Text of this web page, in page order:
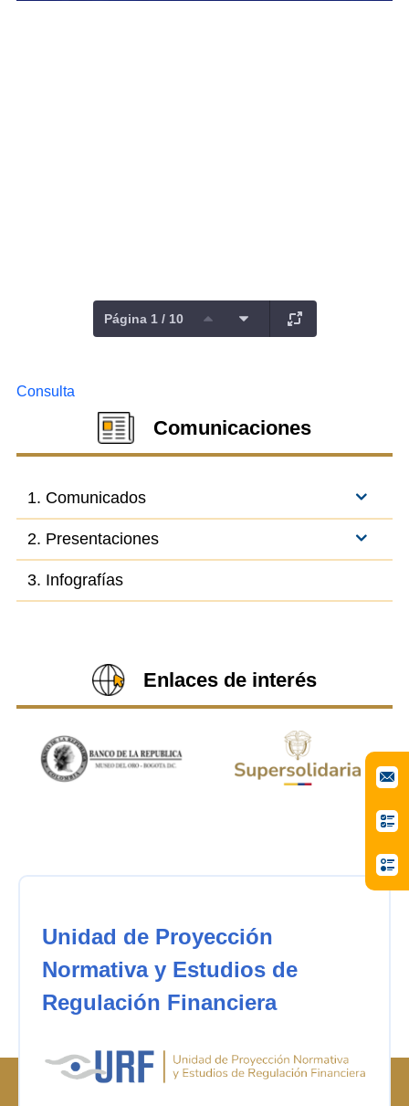
Página 1 / 10
Consulta
Comunicaciones
1. Comunicados
2. Presentaciones
3. Infografías
Enlaces de interés
Unidad de Proyección
Normativa y Estudios de
Regulación Financiera